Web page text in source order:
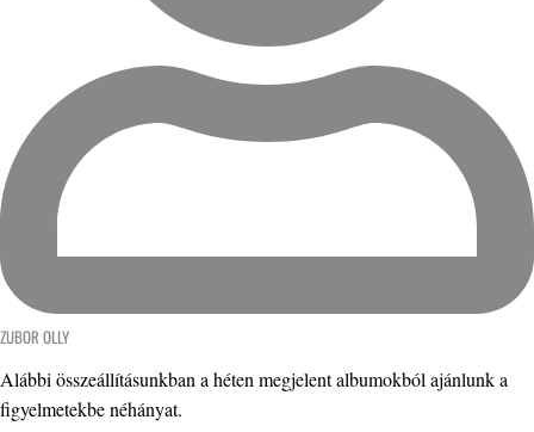
ZUBOR OLLY
Alábbi összeállításunkban a héten megjelent albumokból ajánlunk a
figyelmetekbe néhányat.